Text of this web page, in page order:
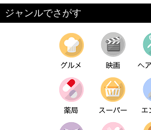
ジャンルでさがす